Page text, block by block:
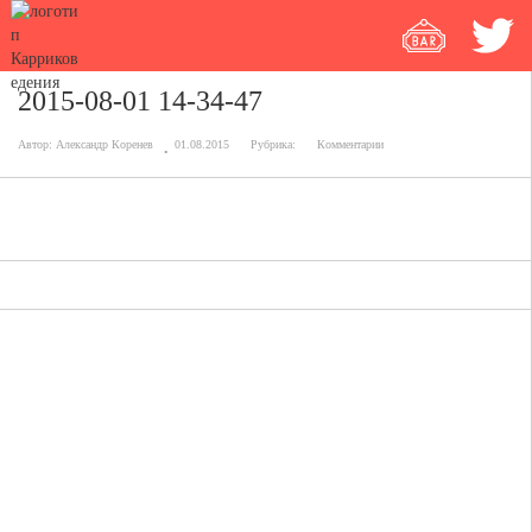
2015-08-01 14-34-47
Автор: Александр Коренев 01.08.2015 Рубрика: Комментарии